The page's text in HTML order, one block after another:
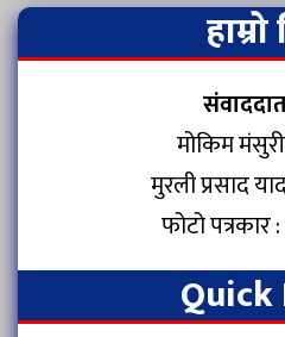
मोकिम
मुरली प्रसाद
फोटो पत्रकार